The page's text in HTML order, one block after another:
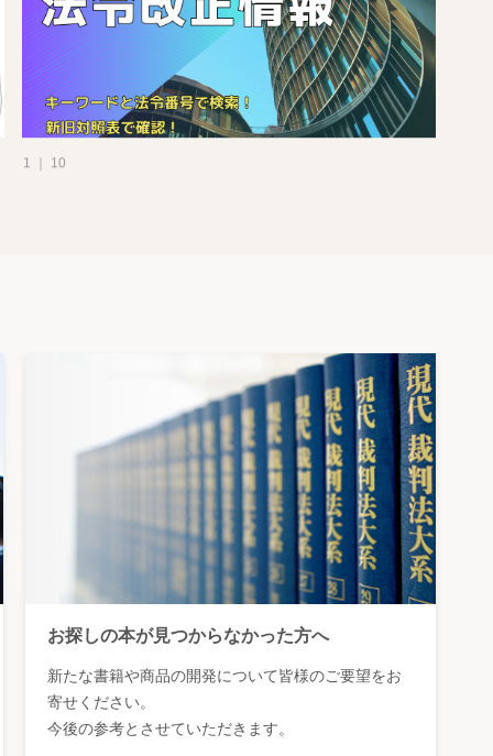
1 ｜ 10
お探しの本が見つからなかった方へ
新たな書籍や商品の開発について皆様のご要望をお
寄せください。
今後の参考とさせていただきます。